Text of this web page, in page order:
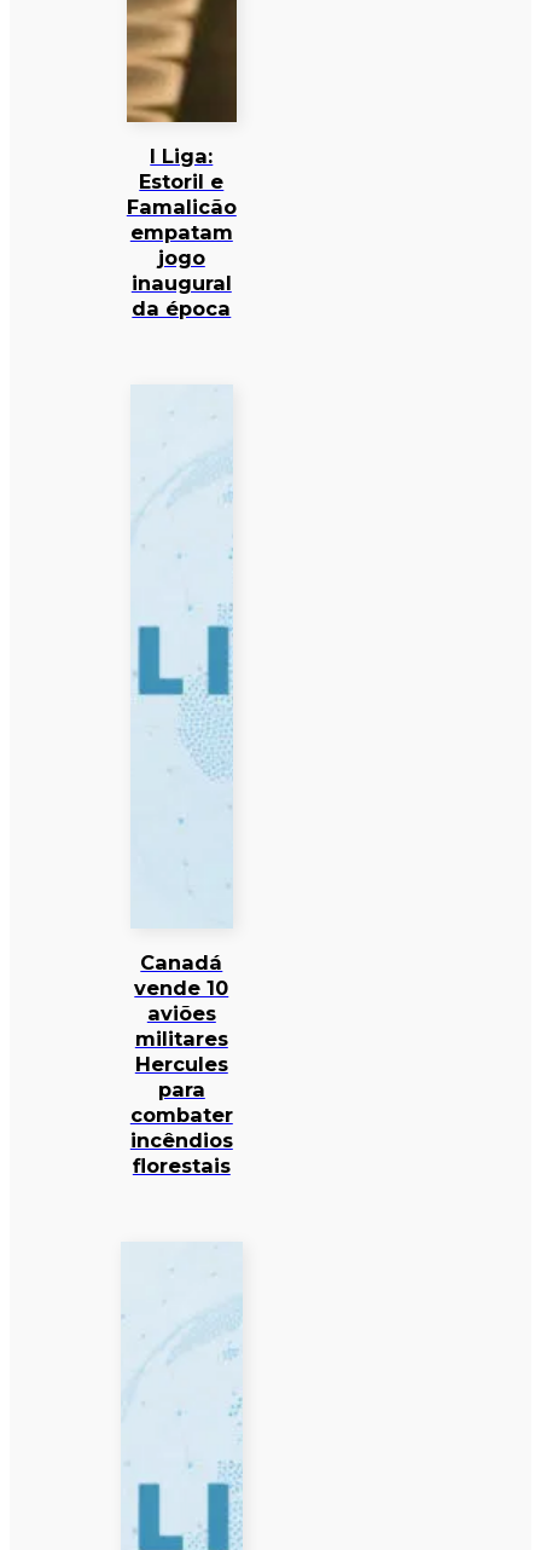
I Liga:
Estoril e
Famalicão
empatam
jogo
inaugural
da época
Canadá
vende 10
aviões
militares
Hercules
para
combater
incêndios
florestais